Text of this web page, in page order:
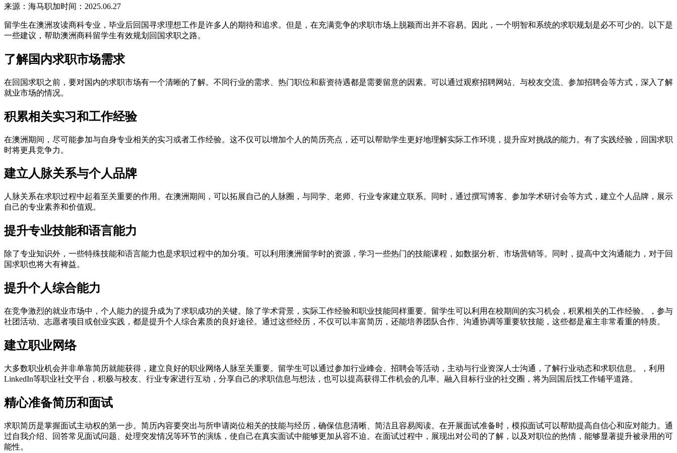
来源：海马职加时间：2025.06.27
留学生在澳洲攻读商科专业，毕业后回国寻求理想工作是许多人的期待和追求。但是，在充满竞争的求职市场上脱颖而出并不容易。因此，一个明智和系统的求职规划是必不可少的。以下是
一些建议，帮助澳洲商科留学生有效规划回国求职之路。
了解国内求职市场需求
在回国求职之前，要对国内的求职市场有一个清晰的了解。不同行业的需求、热门职位和薪资待遇都是需要留意的因素。可以通过观察招聘网站、与校友交流、参加招聘会等方式，深入了解
就业市场的情况。
积累相关实习和工作经验
在澳洲期间，尽可能参加与自身专业相关的实习或者工作经验。这不仅可以增加个人的简历亮点，还可以帮助学生更好地理解实际工作环境，提升应对挑战的能力。有了实践经验，回国求职
时将更具竞争力。
建立人脉关系与个人品牌
人脉关系在求职过程中起着至关重要的作用。在澳洲期间，可以拓展自己的人脉圈，与同学、老师、行业专家建立联系。同时，通过撰写博客、参加学术研讨会等方式，建立个人品牌，展示
自己的专业素养和价值观。
提升专业技能和语言能力
除了专业知识外，一些特殊技能和语言能力也是求职过程中的加分项。可以利用澳洲留学时的资源，学习一些热门的技能课程，如数据分析、市场营销等。同时，提高中文沟通能力，对于回
国求职也将大有裨益。
提升个人综合能力
在竞争激烈的就业市场中，个人能力的提升成为了求职成功的关键。除了学术背景，实际工作经验和职业技能同样重要。留学生可以利用在校期间的实习机会，积累相关的工作经验。，参与
社团活动、志愿者项目或创业实践，都是提升个人综合素质的良好途径。通过这些经历，不仅可以丰富简历，还能培养团队合作、沟通协调等重要软技能，这些都是雇主非常看重的特质。
建立职业网络
大多数职业机会并非单靠简历就能获得，建立良好的职业网络人脉至关重要。留学生可以通过参加行业峰会、招聘会等活动，主动与行业资深人士沟通，了解行业动态和求职信息。，利用
LinkedIn等职业社交平台，积极与校友、行业专家进行互动，分享自己的求职信息与想法，也可以提高获得工作机会的几率。融入目标行业的社交圈，将为回国后找工作铺平道路。
精心准备简历和面试
求职简历是掌握面试主动权的第一步。简历内容要突出与所申请岗位相关的技能与经历，确保信息清晰、简洁且容易阅读。在开展面试准备时，模拟面试可以帮助提高自信心和应对能力。通
过自我介绍、回答常见面试问题、处理突发情况等环节的演练，使自己在真实面试中能够更加从容不迫。在面试过程中，展现出对公司的了解，以及对职位的热情，能够显著提升被录用的可
能性。